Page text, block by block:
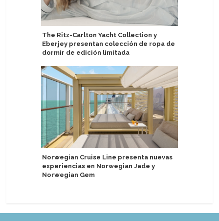
The Ritz-Carlton Yacht Collection y
Eberjey presentan colección de ropa de
dormir de edición limitada
Norwegian Cruise Line presenta nuevas
experiencias en Norwegian Jade y
Norwegian Gem